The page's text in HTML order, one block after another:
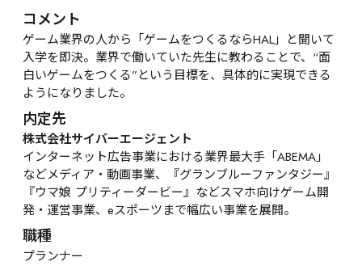
コメント
ゲーム業界の人から「ゲームをつくるならHAL」と聞いて
入学を即決。業界で働いていた先生に教わることで、“面
白いゲームをつくる”という目標を、具体的に実現できる
ようになりました。
内定先
株式会社サイバーエージェント
インターネット広告事業における業界最大手「ABEMA」
などメディア・動画事業、『グランブルーファンタジー』
『ウマ娘 プリティーダービー』などスマホ向けゲーム開
発・運営事業、eスポーツまで幅広い事業を展開。
職種
プランナー